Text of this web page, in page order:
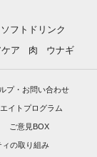
ソフトドリンク
ア 肉 ウナギ
プ・お問い合わせ
イトプログラム
ご意見BOX
ィの取り組み